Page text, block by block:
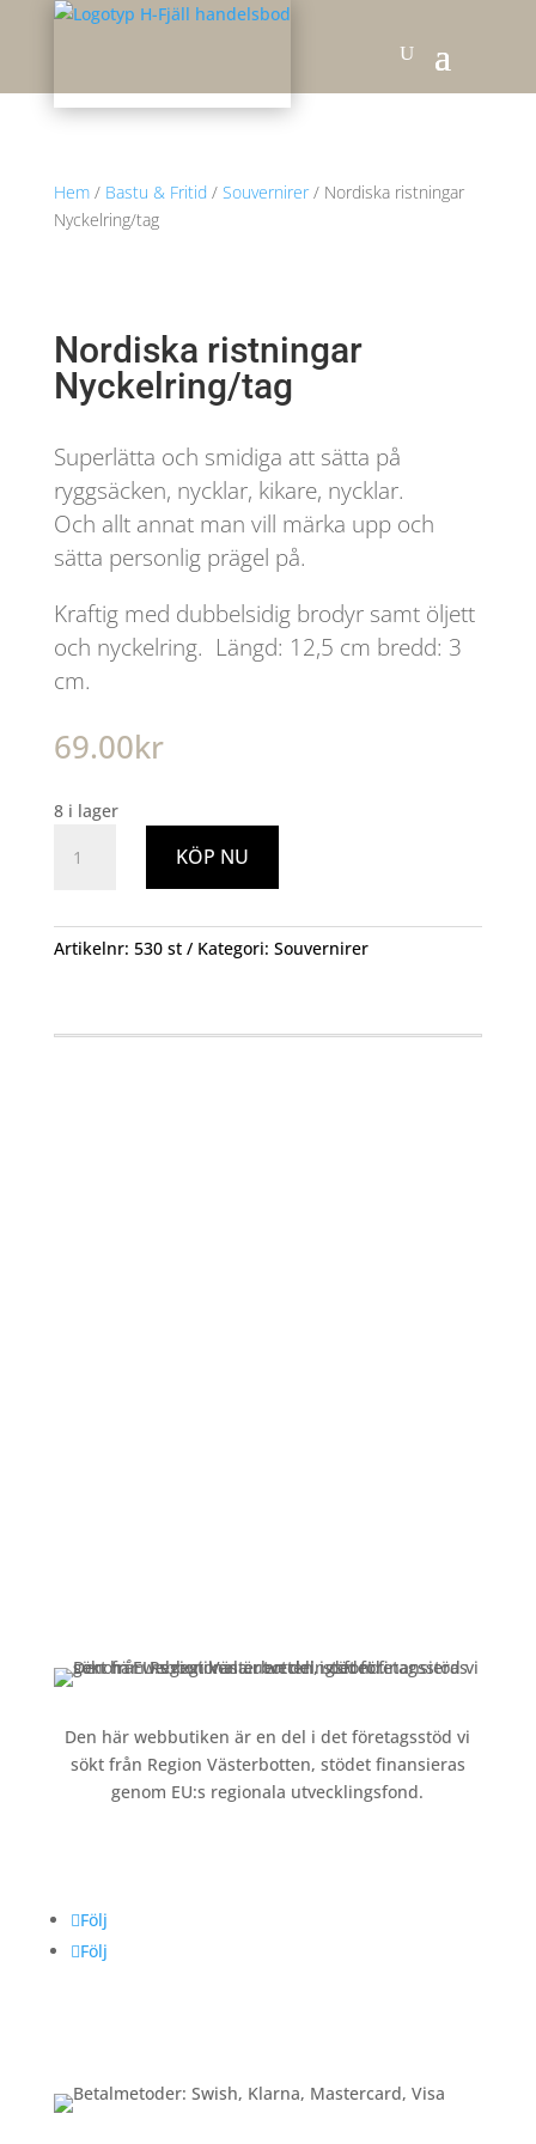
Hem/ Bastu & Fritid / Souvernirer/ Nordiska ristningar
Nyckelring/tag
Nordiska ristningar
Nyckelring/tag
Superlätta och smidiga att sätta på
ryggsäcken, nycklar, kikare, nycklar.
Och allt annat man vill märka upp och
sätta personlig prägel på.
Kraftig med dubbelsidig brodyr samt öljett
och nyckelring. Längd: 12,5 cm bredd: 3
cm.
69.00kr
8 i lager
ristningar
Nyckelring/tag
KÖP NU
Artikelnr: 530 st Kategori: Souvernirer
Den här webbutiken är en del i det företagsstöd vi
sökt från Region Västerbotten, stödet finansieras
genom EU:s regionala utvecklingsfond.
Följ
Följ